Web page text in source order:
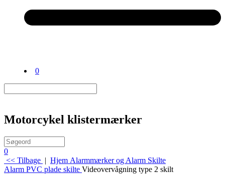
0
Motorcykel klistermærker
0
<< Tilbage | Hjem Alarmmærker og Alarm Skilte
Alarm PVC plade skilte Videovervågning type 2 skilt